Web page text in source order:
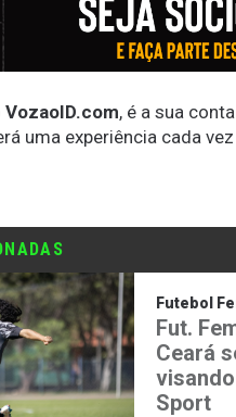
VozaoID.com, é a sua
uma experiência cada
Futebol
Fut.
Ceará
Sport